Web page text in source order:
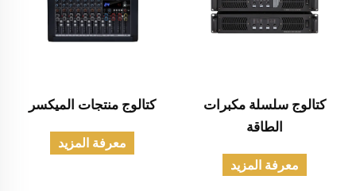
كتالوج سلسلة مكبرات
الطاقة
معرفة المزيد
كتالوج منتجات الميكسر
معرفة المزيد